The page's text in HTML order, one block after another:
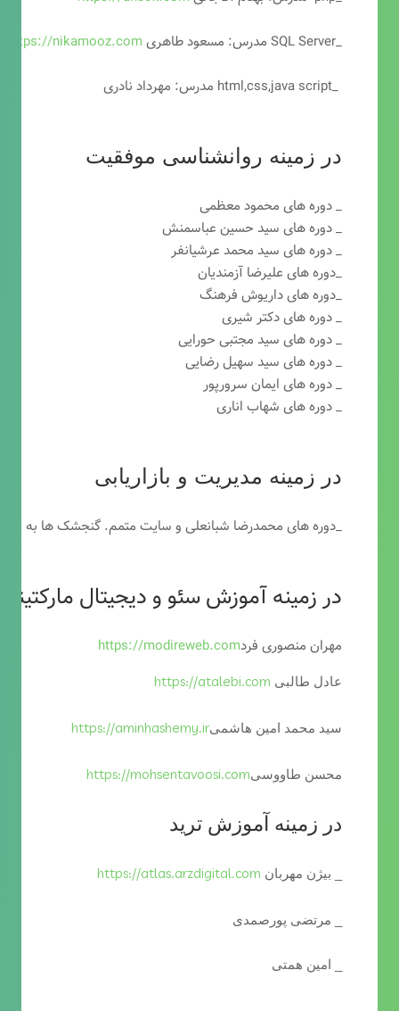
_SQL Server مدرس: مسعود طاهری
https://nikamooz.com
_html,css,java script مدرس: مهرداد نادری
در زمینه روانشناسی موفقیت
_ دوره های محمود معظمی
_ دوره های سید حسین عباسمنش
_ دوره های سید محمد عرشیانفر
_دوره های علیرضا آزمندیان
_دوره های داریوش فرهنگ
_ دوره های دکتر شیری
_ دوره های سید مجتبی حورایی
_ دوره های سید سهیل رضایی
_ دوره های ایمان سرورپور
_ دوره های شهاب اناری
در زمینه مدیریت و بازاریابی
_دوره های محمدرضا شبانعلی و سایت متمم. گنجشک ها به
در زمینه آموزش سئو و دیجیتال
مهران منصوری فردhttps://modireweb.com
عادل طالبی https://atalebi.com
سید محمد امین هاشمیhttps://aminhashemy.ir
محسن طاووسیhttps://mohsentavoosi.com
در زمینه آموزش ترید
_ بیژن مهربان https://atlas.arzdigital.com
_ مرتضی پورصمدی
_ امین همتی